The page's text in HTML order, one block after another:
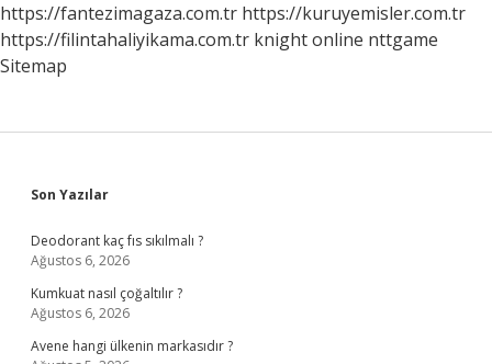
https://fantezimagaza.com.tr https://kuruyemisler.com.tr
https://filintahaliyikama.com.tr knight online nttgame
Sitemap
Sidebar
Son Yazılar
Deodorant kaç fıs sıkılmalı ?
Ağustos 6, 2026
Kumkuat nasıl çoğaltılır ?
Ağustos 6, 2026
Avene hangi ülkenin markasıdır ?